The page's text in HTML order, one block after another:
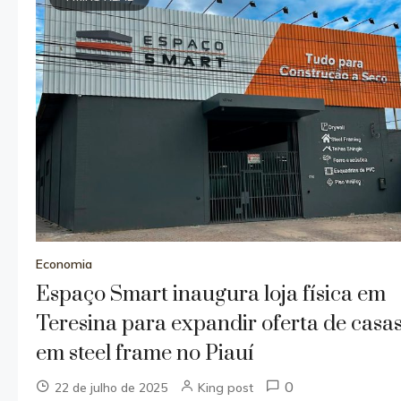
Economia
Espaço Smart inaugura loja física em
Teresina para expandir oferta de
em steel frame no Piauí
22 de julho de 2025 King post 0